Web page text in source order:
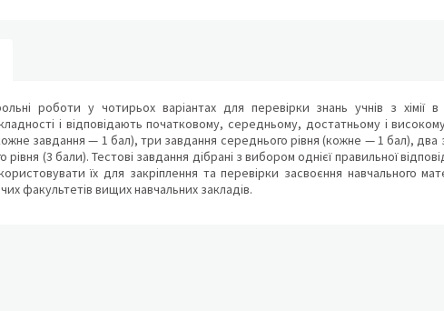
роботи у чотирьох варіантах для перевірки знань учнів з хімії
і відповідають початковому, середньому, достатньому і
завдання — 1 бал), три завдання середнього рівня (кожне — 1 бал),
рівня (3 бали). Тестові завдання дібрані з вибором однієї правильної
їх для закріплення та перевірки засвоєння навчального
факультетів вищих навчальних закладів.